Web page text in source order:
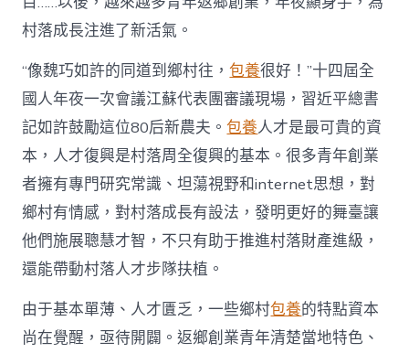
人
水
甜
心
寶
物
查
包
養
網
_
中
中
村落成長注進了新活氣。
“像魏巧如許的同道到鄉村往，包養很好！”十四屆全
國人年夜一次會議江蘇代表團審議現場，習近平總書
記如許鼓勵這位80后新農夫。包養人才是最可貴的資
本，人才復興是村落周全復興的基本。很多青年創業
者擁有專門研究常識、坦蕩視野和internet思想，對
鄉村有情感，對村落成長有設法，發明更好的舞臺讓
他們施展聰慧才智，不只有助于推進村落財產進級，
還能帶動村落人才步隊扶植。
由于基本單薄、人才匱乏，一些鄉村包養的特點資本
尚在覺醒，亟待開闢。返鄉創業青年清楚當地特色、